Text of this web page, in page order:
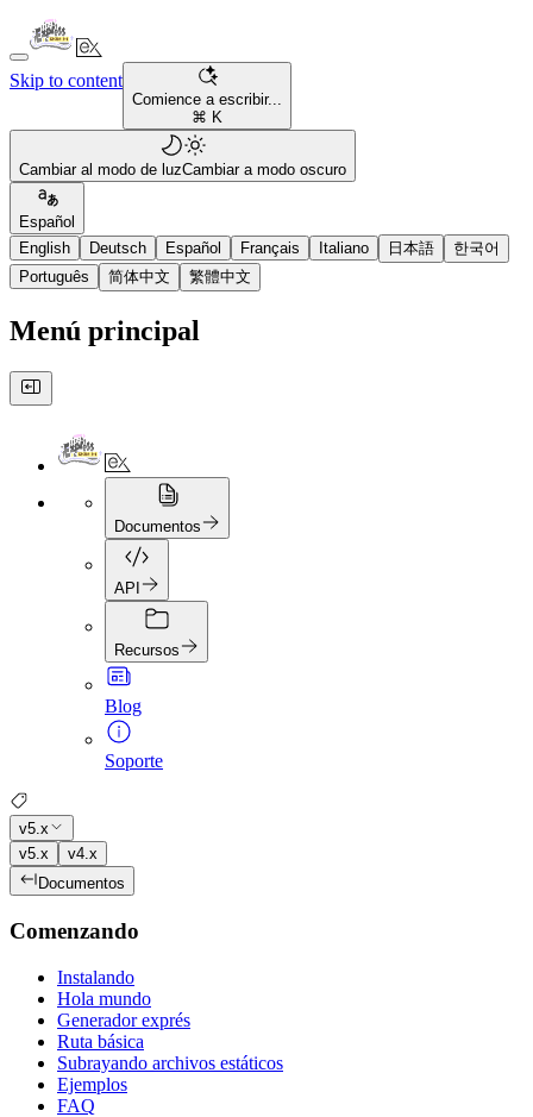
Skip to content
Comience a escribir...
⌘ K
Cambiar al modo de luzCambiar a modo oscuro
Español
English
Deutsch Español Français Italiano 日本語
한국어
Português
简体中文 繁體中文
Menú principal
Documentos
API
Recursos
Blog
Soporte
v5.x
v5.x
v4.x
Documentos
Comenzando
Instalando
Hola mundo
Generador exprés
Ruta básica
Subrayando archivos estáticos
Ejemplos
FAQ